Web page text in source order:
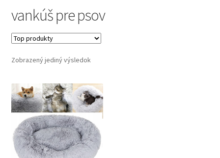
Kategórie produktov
Dôležité informácie
vankúš pre psov
Zobrazený jediný výsledok